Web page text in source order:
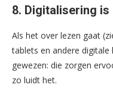
8. Digitalisering
Als het over lezen gaat
tablets en andere
gewezen: die zorgen
zo luidt het.